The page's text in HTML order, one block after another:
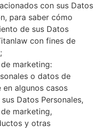
con sus Datos
para saber cómo
de sus Datos
con fines de
marketing:
o datos de
algunos casos
Datos Personales,
marketing,
y otras